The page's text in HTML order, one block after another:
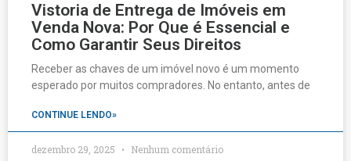
Vistoria de Entrega de Imóveis em
Venda Nova: Por Que é Essencial e
Como Garantir Seus Direitos
Receber as chaves de um imóvel novo é um momento
esperado por muitos compradores. No entanto, antes de
CONTINUE LENDO»
dezembro 29, 2025 Nenhum comentário